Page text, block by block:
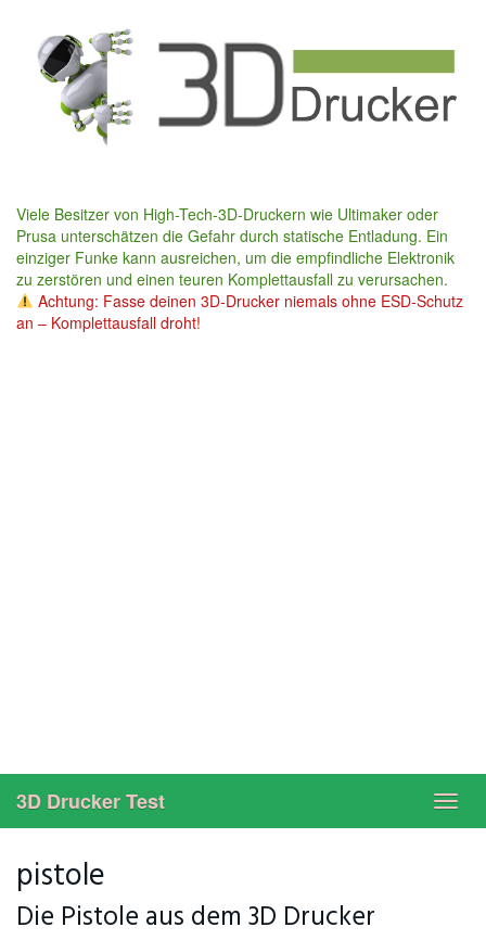
content
Viele Besitzer von High-Tech-3D-Druckern wie Ultimaker oder
Prusa unterschätzen die Gefahr durch statische Entladung. Ein
einziger Funke kann ausreichen, um die empfindliche Elektronik
zu zerstören und einen teuren Komplettausfall zu verursachen.
Achtung: Fasse deinen 3D-Drucker niemals ohne ESD-Schutz
an – Komplettausfall droht!
3D Drucker Test
pistole
Die Pistole aus dem 3D Drucker